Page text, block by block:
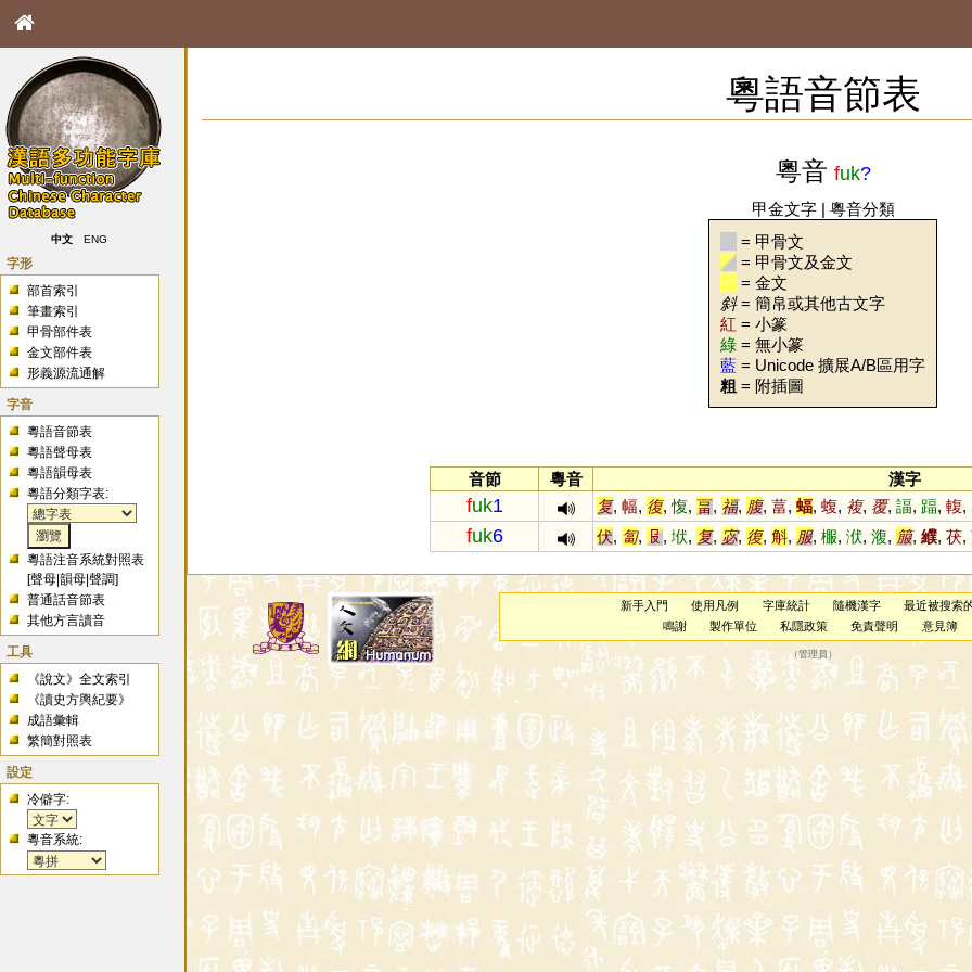
中文 ENG
字形
部首索引
筆畫索引
甲骨部件表
金文部件表
形義源流通解
字音
粵語音節表
粵語聲母表
粵語韻母表
粵語分類字表:
粵語注音系統對照表
[聲母 |韻母 |聲調]
普通話音節表
其他方言讀音
工具
《說文》全文索引
《讀史方輿紀要》
成語彙輯
繁簡對照表
設定
冷僻字:
粵音系統:
粵語音節表
粵音 fuk?
甲金文字| 粵音分類
= 甲骨文
= 甲骨文及金文
= 金文
斜= 簡帛或其他古文字
紅 = 小篆
綠 = 無小篆
藍 = Unicode 擴展A/B區用字
粗 = 附插圖
音節 粵音 漢字
fuk1 复, 幅, 復,愎, 畐, 福, 腹, 葍, 蝠, 蝮, 複, 覆, 諨, 踾, 輹,
fuk6 伏, 匐, 𠬝, 垘, 复, 宓, 復, 斛, 服, 棴, 洑, 澓, 箙, 纀, 茯,
新手入門 使用凡例 字庫統計 隨機漢字
最近被搜索
鳴謝
製作單位 私隱政策 免責聲明 意見簿
（管理員 ）